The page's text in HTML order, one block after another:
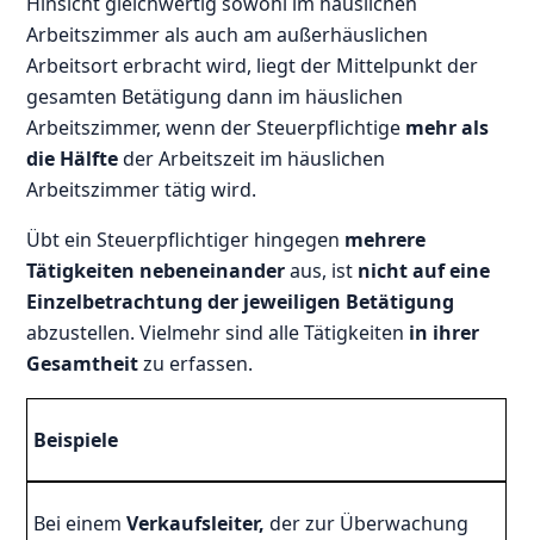
Arbeitszimmer als auch am außerhäuslichen
Arbeitsort erbracht wird, liegt der Mittelpunkt der
gesamten Betätigung dann im häuslichen
Arbeitszimmer, wenn der Steuerpflichtige mehr als
die Hälfteder Arbeitszeit im häuslichen
Arbeitszimmer tätig wird.
Übt ein Steuerpflichtiger hingegen mehrere
Tätigkeiten nebeneinanderaus, ist nicht auf eine
Einzelbetrachtung der jeweiligen Betätigung
abzustellen. Vielmehr sind alle Tätigkeiten in ihrer
Gesamtheitzu erfassen.
Beispiele
Bei einemVerkaufsleiter, der zur Überwachung